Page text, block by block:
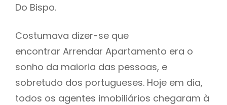
Do Bispo.
Costumava dizer-se que
encontrar Arrendar Apartamento era o
sonho da maioria das pessoas, e
sobretudo dos portugueses. Hoje em dia,
todos os agentes imobiliários chegaram à